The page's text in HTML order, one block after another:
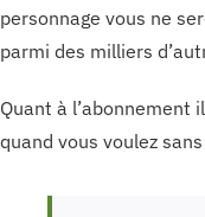
personnage vous ne
parmi des milliers
Quant à l’abonnement
quand vous voulez